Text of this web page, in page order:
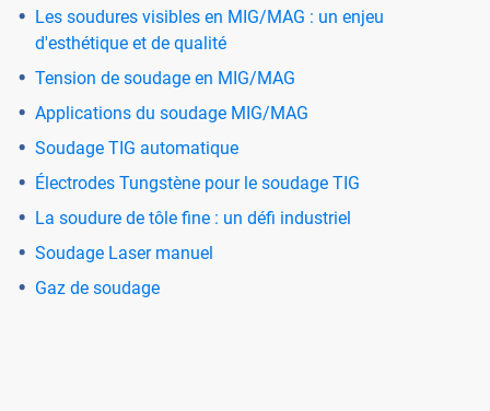
Les soudures visibles en MIG/MAG : un enjeu
d'esthétique et de qualité
Tension de soudage en MIG/MAG
Applications du soudage MIG/MAG
Soudage TIG automatique
Électrodes Tungstène pour le soudage TIG
La soudure de tôle fine : un défi industriel
Soudage Laser manuel
Gaz de soudage